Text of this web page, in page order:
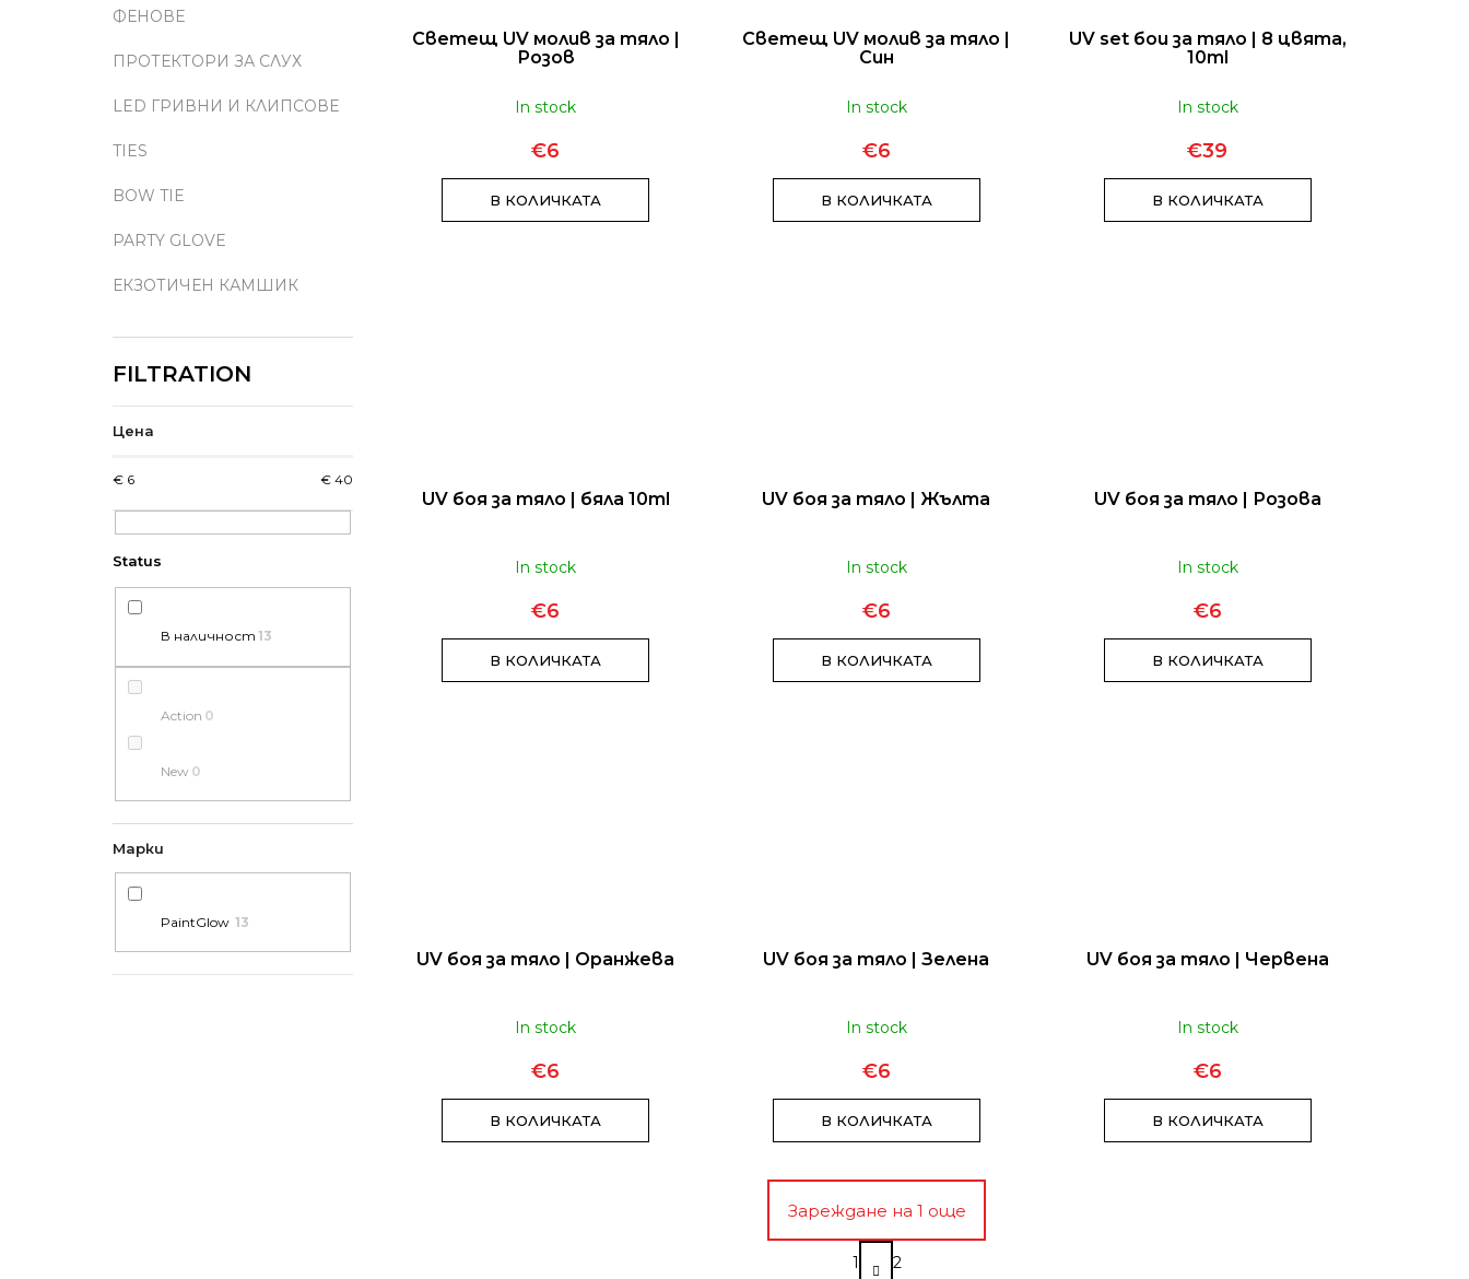
ФЕНОВЕ
ПРОТЕКТОРИ ЗА СЛУХ
LED ГРИВНИ И КЛИПСОВЕ
TIES
BOW TIE
PARTY GLOVE
ЕКЗОТИЧЕН КАМШИК
Цена
€ 6 € 40
В наличност 13
Action 0
New 0
Марки
PaintGlow 13
Светещ UV молив за тяло |
Розов
In stock
€6
В КОЛИЧКАТА
Светещ UV молив за тяло |
Син
In stock
€6
В КОЛИЧКАТА
UV set бои за тяло | 8 цвята,
10ml
In stock
€39
В КОЛИЧКАТА
UV боя за тяло | бяла 10ml
In stock
€6
В КОЛИЧКАТА
UV боя за тяло | Жълта
In stock
€6
В КОЛИЧКАТА
UV боя за тяло | Розова
In stock
€6
В КОЛИЧКАТА
UV боя за тяло | Оранжева
In stock
€6
В КОЛИЧКАТА
UV боя за тяло | Зелена
In stock
€6
В КОЛИЧКАТА
UV боя за тяло | Червена
In stock
€6
В КОЛИЧКАТА
Зареждане на 1 още
П
а
1 2